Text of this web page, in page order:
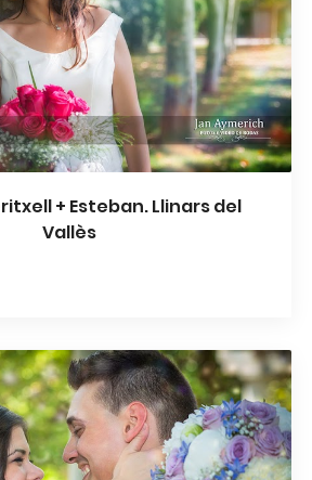
+ Esteban. Llinars del
Vallès